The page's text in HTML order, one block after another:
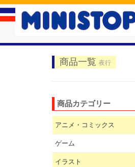
商品一覧 夜行
商品カテゴリー
アニメ・コミックス
ゲーム
イラスト